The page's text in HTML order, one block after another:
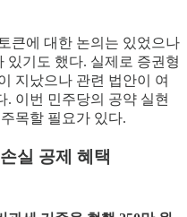
큰에 대한 논의는 있었으나
있기도 했다. 실제로 증권형
지났으나 관련 법안이 여
. 이번 민주당의 공약 실현
목할 필요가 있다.
실 공제 혜택